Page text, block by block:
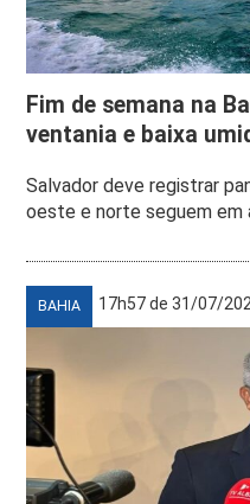
Fim de semana na
ventania e baixa
Salvador deve registrar
oeste e norte seguem
BAHIA 17h57 de 31/07/